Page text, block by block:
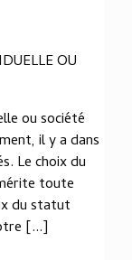
OU
ou société
il y a dans
Le choix du
toute
du statut
[...]